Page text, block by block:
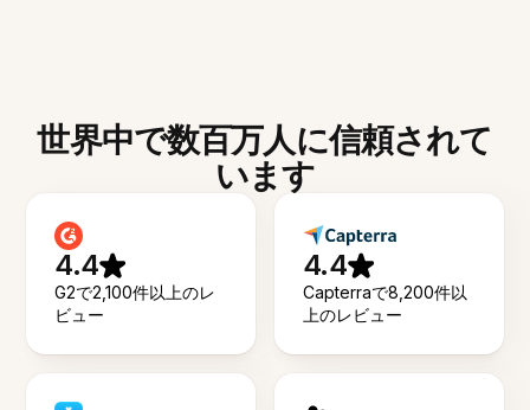
世界中で数百万人に信頼されて
います
4.4
G2で2,100件以上のレ
ビュー
4.4
Capterraで8,200件以
上のレビュー